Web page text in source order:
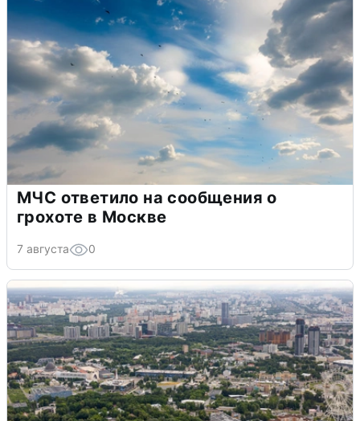
МЧС ответило на сообщения о
грохоте в Москве
7 августа 0